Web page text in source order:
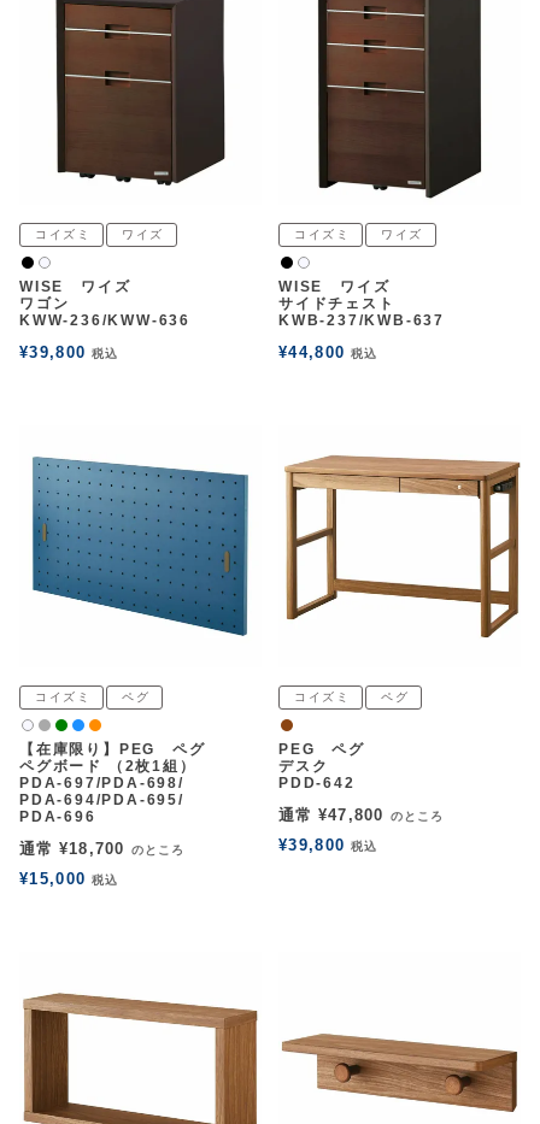
コイズミ ワイズ
黒 白2
WISE ワイズ
ワゴン
KWW-236/KWW-636
¥39,800 税込
コイズミ ワイズ
黒 白2
WISE ワイズ
サイドチェスト
KWB-237/KWB-637
¥44,800 税込
コイズミ ペグ
白2グレー
緑 パッションブルー
オレンジ
【在庫限り】PEG ペグ
ペグボード （2枚1組）
PDA-697/PDA-698/
PDA-694/PDA-695/
PDA-696
通常 ¥18,700 のところ
¥15,000 税込
コイズミ ペグ
ウォルナット
PEG ペグ
デスク
PDD-642
通常 ¥47,800 のところ
¥39,800 税込